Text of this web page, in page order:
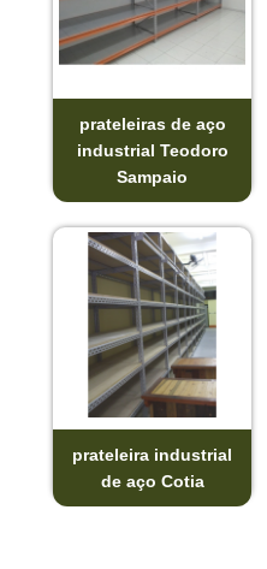
prateleiras de aço
industrial Teodoro
Sampaio
prateleira industrial
de aço Cotia